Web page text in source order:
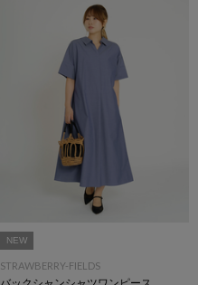
NEW
STRAWBERRY-FIELDS